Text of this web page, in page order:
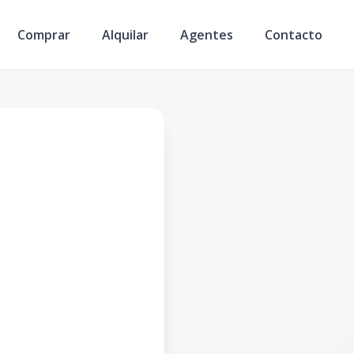
Comprar Alquilar Agentes Contacto